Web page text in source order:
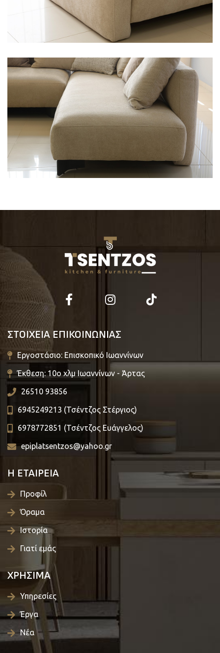
ΣΤΟΙΧΕΙΑ ΕΠΙΚΟΙΝΩΝΙΑΣ
Εργοστάσιο: Επισκοπικό Ιωαννίνων
Έκθεση: 10ο χλμ Ιωαννίνων - Άρτας
26510 93856
6945249213 (Τσέντζος Στέργιος)
6978772851 (Τσέντζος Ευάγγελος)
epiplatsentzos@yahoo.gr
Η ΕΤΑΙΡΕΙΑ
Προφίλ
Όραμα
Ιστορία
Γιατί εμάς
ΧΡΗΣΙΜΑ
Υπηρεσίες
Έργα
Νέα